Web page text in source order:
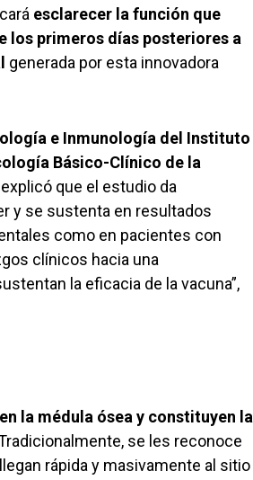
esclarecer la función que
los primeros días posteriores a
generada por esta innovadora
e Inmunología del Instituto
Básico-Clínico de la
explicó que el estudio da
y se sustenta en resultados
como en pacientes con
clínicos hacia una
la eficacia de la vacuna”,
la médula ósea y constituyen la
se les reconoce
rápida y masivamente al sitio